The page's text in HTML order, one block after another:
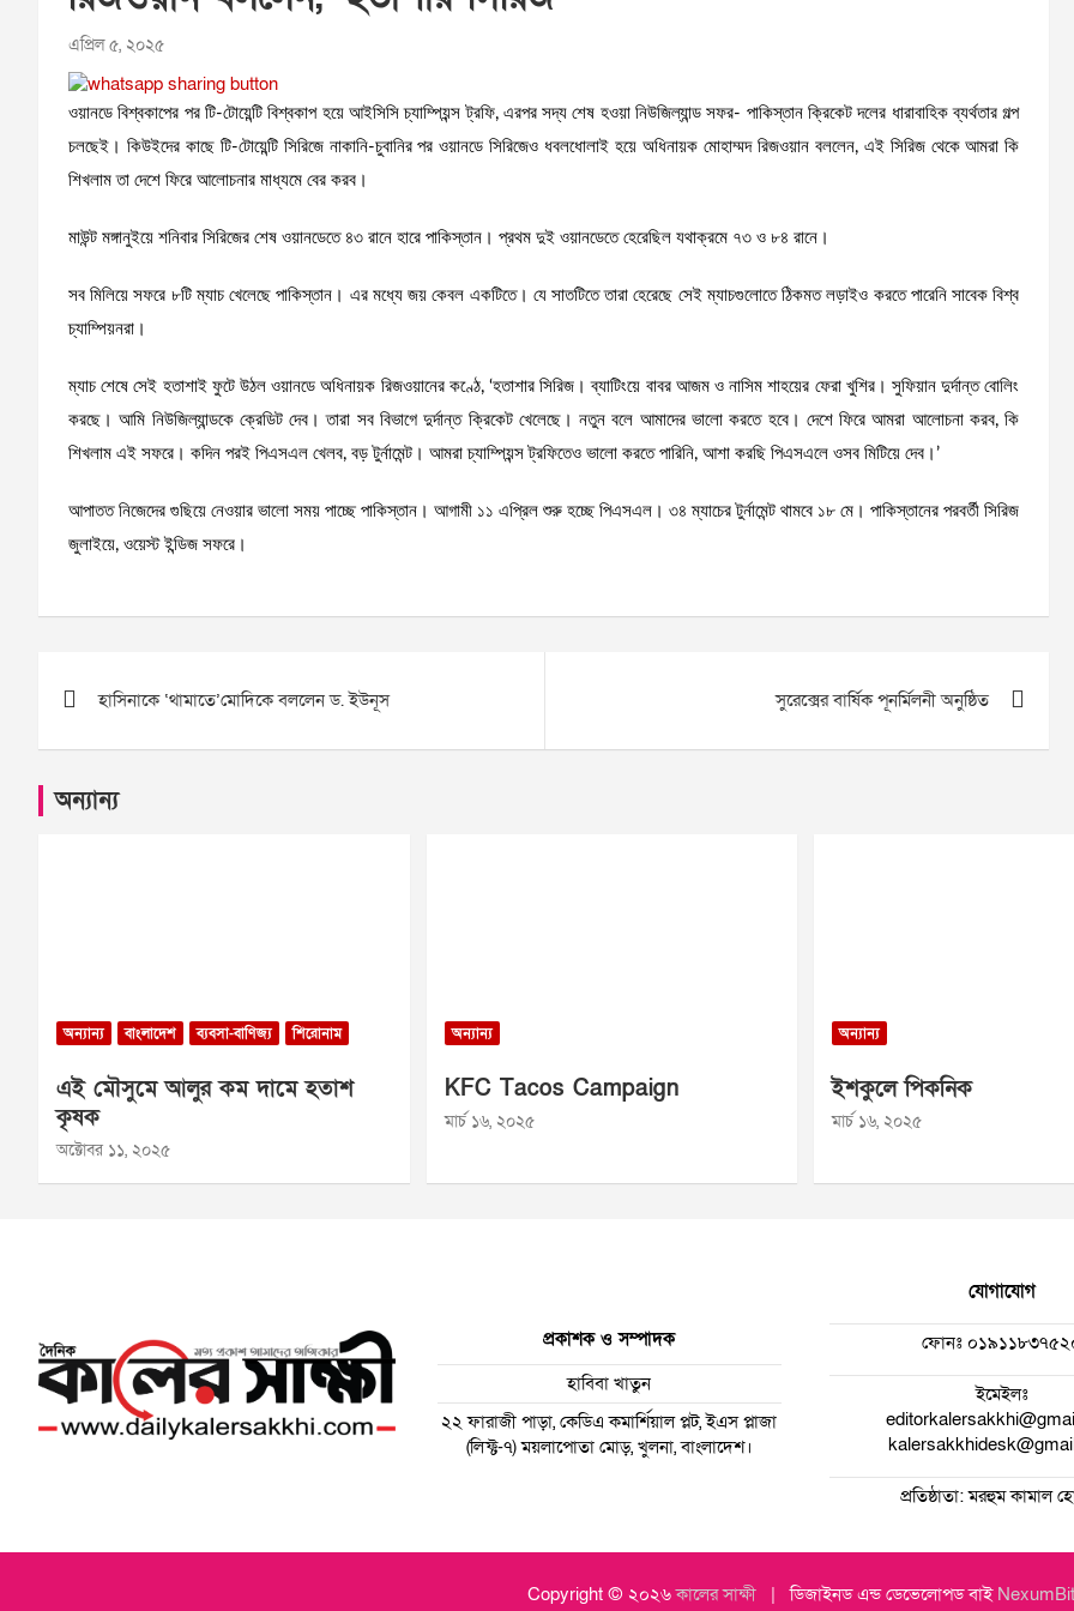
এপ্রিল ৫, ২০২৫
ওয়ানডে বিশ্বকাপের পর টি-টোয়েন্টি বিশ্বকাপ হয়ে আইসিসি চ্যাম্পিয়ন্স ট্রফি, এরপর সদ্য শেষ হওয়া নিউজিল্যান্ড সফর- পাকিস্তান ক্রিকেট দলের ধারাবাহিক ব্যর্থতার গল্প
চলছেই। কিউইদের কাছে টি-টোয়েন্টি সিরিজে নাকানি-চুবানির পর ওয়ানডে সিরিজেও ধবলধোলাই হয়ে অধিনায়ক মোহাম্মদ রিজওয়ান বললেন, এই সিরিজ থেকে আমরা কি
শিখলাম তা দেশে ফিরে আলোচনার মাধ্যমে বের করব।
মাউন্ট মঙ্গানুইয়ে শনিবার সিরিজের শেষ ওয়ানডেতে ৪৩ রানে হারে পাকিস্তান। প্রথম দুই ওয়ানডেতে হেরেছিল যথাক্রমে ৭৩ ও ৮৪ রানে।
সব মিলিয়ে সফরে ৮টি ম্যাচ খেলেছে পাকিস্তান। এর মধ্যে জয় কেবল একটিতে। যে সাতটিতে তারা হেরেছে সেই ম্যাচগুলোতে ঠিকমত লড়াইও করতে পারেনি সাবেক বিশ্ব
চ্যাম্পিয়নরা।
ম্যাচ শেষে সেই হতাশাই ফুটে উঠল ওয়ানডে অধিনায়ক রিজওয়ানের কণ্ঠে, ‘হতাশার সিরিজ। ব্যাটিংয়ে বাবর আজম ও নাসিম শাহয়ের ফেরা খুশির। সুফিয়ান ‍দুর্দান্ত বোলিং
করছে। আমি নিউজিল্যান্ডকে ক্রেডিট দেব। তারা সব বিভাগে দুর্দান্ত ক্রিকেট খেলেছে। নতুন বলে আমাদের ভালো করতে হবে। দেশে ফিরে আমরা আলোচনা করব, কি
শিখলাম এই সফরে। কদিন পরই পিএসএল খেলব, বড় টুর্নামেন্ট। আমরা চ্যাম্পিয়ন্স ট্রফিতেও ভালো করতে পারিনি, আশা করছি পিএসএলে ওসব মিটিয়ে দেব।’
আপাতত নিজেদের গুছিয়ে নেওয়ার ভালো সময় পাচ্ছে পাকিস্তান। আগামী ১১ এপ্রিল শুরু হচ্ছে পিএসএল। ৩৪ ম্যাচের টুর্নামেন্ট থামবে ১৮ মে। পাকিস্তানের পরবর্তী সিরিজ
জুলাইয়ে, ওয়েস্ট ইন্ডিজ সফরে।
navigation
হাসিনাকে ‘থামাতে’মোদিকে বললেন ড. ইউনূস সুরেক্সের বার্ষিক পূনর্মিলনী অনুষ্ঠিত
অন্যান্য
অন্যান্য বাংলাদেশ ব্যবসা-বাণিজ্য শিরোনাম
এই মৌসুমে আলুর কম দামে হতাশ
কৃষক
অক্টোবর ১১, ২০২৫
অন্যান্য
KFC Tacos Campaign
মার্চ ১৬, ২০২৫
অন্যান্য
ইশকুলে পিকনিক
মার্চ ১৬, ২০২৫
প্রকাশক ও সম্পাদক
হাবিবা খাতুন
২২ ফারাজী পাড়া, কেডিএ কমার্শিয়াল প্লট, ইএস প্লাজা
(লিফ্ট-৭) ময়লাপোতা মোড়, খুলনা, বাংলাদেশ।
যোগাযোগ
ফোনঃ
ইমেইলঃ
প্রতিষ্ঠাতা: মরহুম কামাল
Copyright © ২০২৬কালের সাক্ষী ডিজাইনড এন্ড ডেভেলোপড বাই NexumBit